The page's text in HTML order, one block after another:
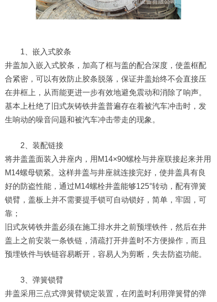
1、嵌入式胶条
井盖加入嵌入式胶条，加高了框与盖的配合深度，使盖框配
合紧密，可以有效防止胶条脱落，保证井盖始终不会直接压
在井框上，从而能更进一步有效地避免震动和消除了响声。
基本上杜绝了旧式灰铸铁井盖普遍存在着被汽车冲击时，发
生响动的噪音问题和被汽车冲击带走的现象。
2、装配链接
将井盖盖面装入井座内，用M14×90螺栓与井座联接起来并用
M14螺母锁紧。这样井盖与井座就连接完好，使井盖具有良
好的防盗性能，通过M14螺栓井盖能够125°转动，配有弹簧
锁臂，盖板上并不需要提手锁可自动锁好，简单，牢固，可
靠；
旧式灰铸铁井盖必须在施工排水井之前预埋铁件，然后在井
盖上之前安装一条铁链，清疏打开井盖时不方便操作，而且
预埋铁件与铁链容易断开，容易人为剪断，失去防盗功能。
3、弹簧锁臂
井盖采用三点式弹簧臂锁定装置，在闭盖时利用弹簧臂的弹